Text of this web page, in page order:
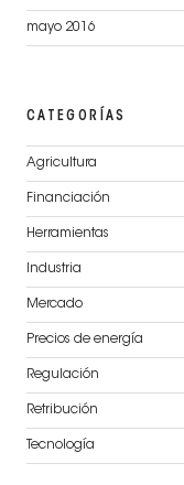
mayo 2016
CATEGORÍAS
Agricultura
Financiación
Herramientas
Industria
Mercado
Precios de energía
Regulación
Retribución
Tecnología